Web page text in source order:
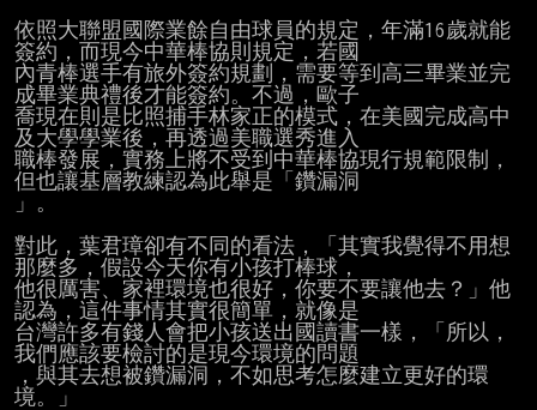
依照大聯盟國際業餘自由球員的規定，年滿16歲就能
簽約，而現今中華棒協則規定，若國
內青棒選手有旅外簽約規劃，需要等到高三畢業並完
成畢業典禮後才能簽約。不過，歐子
喬現在則是比照捕手林家正的模式，在美國完成高中
及大學學業後，再透過美職選秀進入
職棒發展，實務上將不受到中華棒協現行規範限制，
但也讓基層教練認為此舉是「鑽漏洞
」。
對此，葉君璋卻有不同的看法，「其實我覺得不用想
那麼多，假設今天你有小孩打棒球，
他很厲害、家裡環境也很好，你要不要讓他去？」他
認為，這件事情其實很簡單，就像是
台灣許多有錢人會把小孩送出國讀書一樣，「所以，
我們應該要檢討的是現今環境的問題
，與其去想被鑽漏洞，不如思考怎麼建立更好的環
境。」